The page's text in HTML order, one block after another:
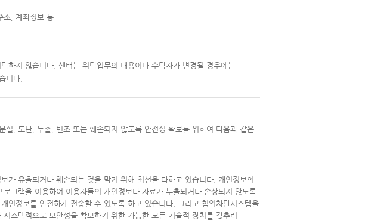
소, 계좌정보 등
하지 않습니다. 센터는 위탁업무의 내용이나 수탁자가 변경될 경우에는
니다.
실, 도난, 누출, 변조 또는 훼손되지 않도록 안전성 확보를 위하여 다음과 같은
가 유출되거나 훼손되는 것을 막기 위해 최선을 다하고 있습니다. 개인정보의
그램을 이용하여 이용자들의 개인정보나 자료가 누출되거나 손상되지 않도록
인정보를 안전하게 전송할 수 있도록 하고 있습니다. 그리고 침입차단시스템을
스템적으로 보안성을 확보하기 위한 가능한 모든 기술적 장치를 갖추려